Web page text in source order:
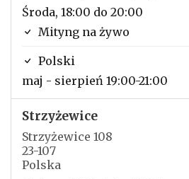
Środa, 18:00 do 20:00
Mityng na żywo
Polski
maj - sierpień 19:00-21:00
Strzyżewice
Strzyżewice 108
23-107
Polska